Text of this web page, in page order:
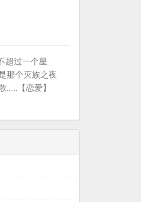
超过一个星
那个灭族之夜
【恋爱】